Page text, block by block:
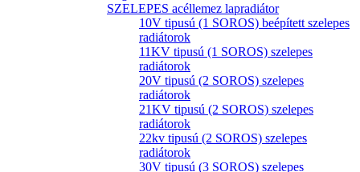
SZELEPES acéllemez lapradiátor
10V tipusú (1 SOROS) beépített szelepes
radiátorok
11KV tipusú (1 SOROS) szelepes
radiátorok
20V tipusú (2 SOROS) szelepes
radiátorok
21KV tipusú (2 SOROS) szelepes
radiátorok
22kv tipusú (2 SOROS) szelepes
radiátorok
30V tipusú (3 SOROS) szelepes